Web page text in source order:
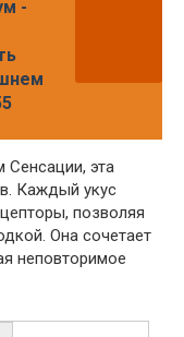
-
Сенсации, эта
Каждый укус
позволяя
Она сочетает
неповторимое